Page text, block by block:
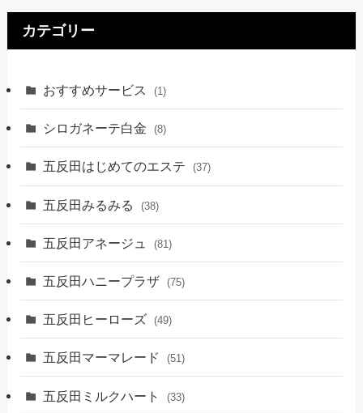
カテゴリー
おすすめサービス (1)
シロガネーテ白金 (8)
五反田はじめてのエステ (37)
五反田みるみる (38)
五反田アネージュ (81)
五反田ハニープラザ (75)
五反田ヒーローズ (49)
五反田マーマレード (51)
五反田ミルクハート (33)